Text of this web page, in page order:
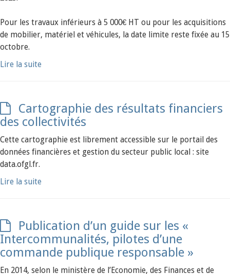
Pour les travaux inférieurs à 5 000€ HT ou pour les acquisitions
de mobilier, matériel et véhicules, la date limite reste fixée au 15
octobre.
Lire la suite
Cartographie des résultats financiers
des collectivités
Cette cartographie est librement accessible sur le portail des
données financières et gestion du secteur public local : site
data.ofgl.fr.
Lire la suite
Publication d’un guide sur les «
Intercommunalités, pilotes d’une
commande publique responsable »
En 2014, selon le ministère de l’Economie, des Finances et de